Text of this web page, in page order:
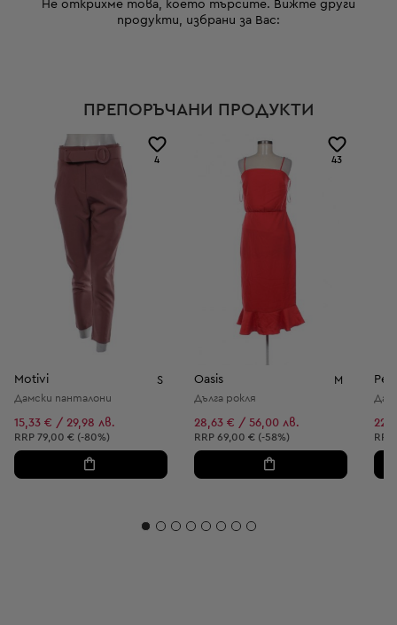
Не открихме това, което търсите. Вижте други
продукти, избрани за Вас:
ПРЕПОРЪЧАНИ ПРОДУКТИ
4
Motivi S
Дамски панталони
15,33 € / 29,98 лв.
Препоръчителна цена:
RRP 79,00 € (-80%)
43
Oasis M
Дълга рокля
28,63 € / 56,00 лв.
Препоръчителна цена:
RRP 69,00 € (-58%) RRP